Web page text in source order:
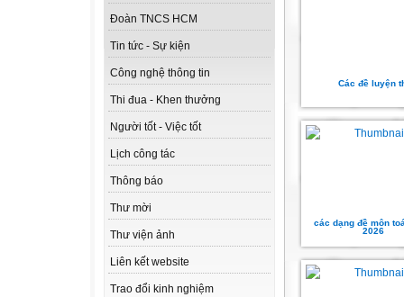
Đoàn TNCS HCM
Tin tức - Sự kiện
Công nghệ thông tin
Thi đua - Khen thưởng
Người tốt - Việc tốt
Lịch công tác
Thông báo
Thư mời
Thư viện ảnh
Liên kết website
Trao đổi kinh nghiệm
Các đề luyện
các dạng đề môn
2026